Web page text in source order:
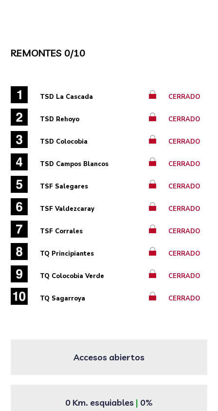
REMONTES 0/10
TSD La Cascada CERRADO
TSD Rehoyo CERRADO
TSD Colocobia CERRADO
TSD Campos Blancos CERRADO
TSF Salegares CERRADO
TSF Valdezcaray CERRADO
TSF Corrales CERRADO
TQ Principiantes CERRADO
TQ Colocobia Verde CERRADO
TQ Sagarroya CERRADO
Accesos abiertos
0 Km. esquiables | 0%